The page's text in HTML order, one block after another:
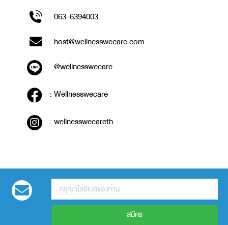
:063-6394003
: host@wellnesswecare.com
:@wellnesswecare
:Wellnesswecare
:wellnesswecareth
สมัคร